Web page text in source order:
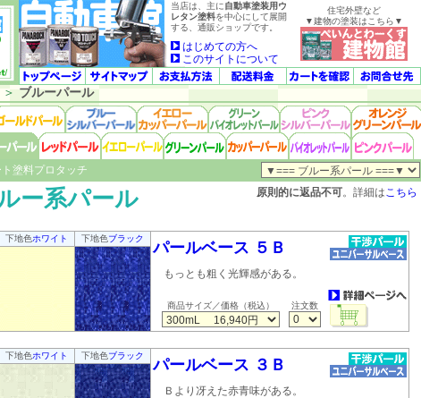
当店は、主に自動車塗装用ウ
レタン塗料を中心にして展開
する、通販ショップです。
はじめての方へ
このサイトについて
住宅外壁など
▼建物の塗装はこちら▼
ブルーパール
塗料プロタッチ
ー系パール 原則的に返品不可。詳細はこちら
下地色ホワイト 下地色ブラック
パールベース ５Ｂ
もっとも粗く光輝感がある。
商品サイズ／価格（税込） 注文数
下地色ホワイト 下地色ブラック
パールベース ３Ｂ
Ｂより冴えた赤青味がある。